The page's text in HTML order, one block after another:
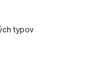
typov